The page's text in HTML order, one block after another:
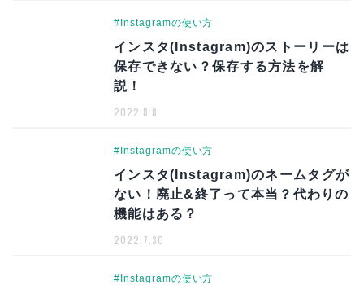
#Instagramの使い方
インスタ(Instagram)のストーリーは
保存できない？保存する方法を解
説！
2022.8.8
#Instagramの使い方
インスタ(Instagram)のネームタグが
ない！廃止&終了って本当？代わりの
機能はある？
2022.7.30
#Instagramの使い方